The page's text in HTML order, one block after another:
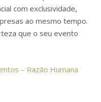
com exclusividade,
ao mesmo tempo.
que o seu evento
– Razão Humana